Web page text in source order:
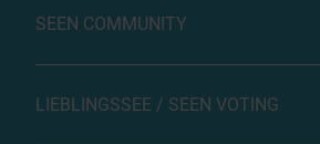
SEEN COMMUNITY
LIEBLINGSSEE / SEEN VOTING